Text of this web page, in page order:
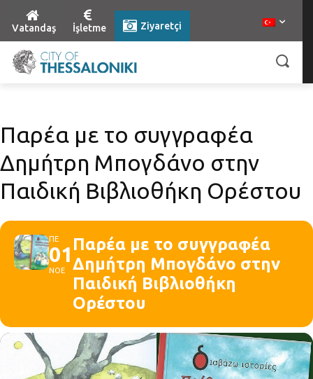
Vatandaş İşletme Ziyaretçi
Παρέα με το συγγραφέα
Δημήτρη Μπογδάνο στην
Παιδική Βιβλιοθήκη Ορέστου
ΠΕ
01
ΝΟΕ
Παρέα με το συγγραφέα
Δημήτρη Μπογδάνο στην
Παιδική Βιβλιοθήκη
Ορέστου